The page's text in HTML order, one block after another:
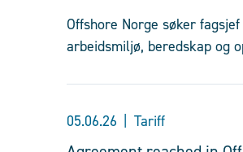
Offshore Norge søker
arbeidsmiljø, beredskap og
05.06.26 Tariff